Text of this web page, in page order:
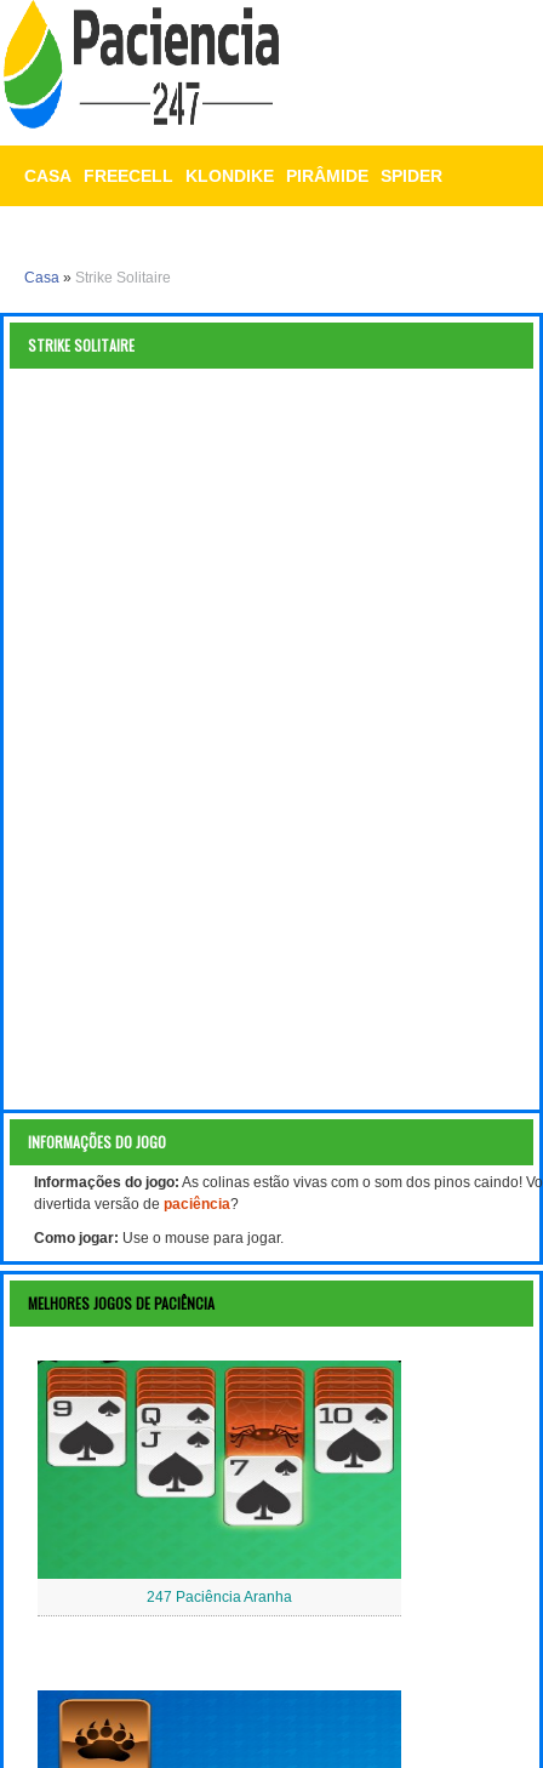
CASA FREECELL KLONDIKE PIRÂMIDE SPIDER
Casa » Strike Solitaire
STRIKE SOLITAIRE
INFORMAÇÕES DO JOGO
Informações do jogo: As colinas estão vivas com o som dos pinos caindo!
divertida versão de paciência?
Como jogar: Use o mouse para jogar.
MELHORES JOGOS DE PACIÊNCIA
247 Paciência Aranha